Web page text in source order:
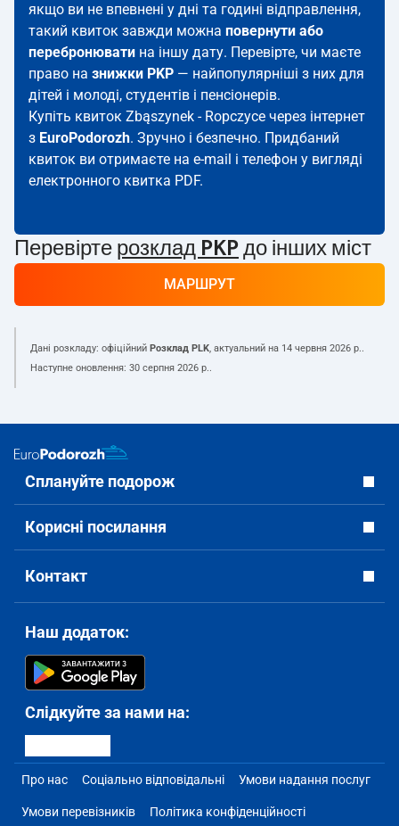
якщо ви не впевнені у дні та годині відправлення,
такий квиток завжди можна повернути або
перебронювати на іншу дату. Перевірте, чи маєте
право на знижки PKP — найпопулярніші з них для
дітей і молоді, студентів і пенсіонерів.
Купіть квиток Zbąszynek - Ropczyce через інтернет
з EuroPodorozh. Зручно і безпечно. Придбаний
квиток ви отримаєте на e-mail і телефон у вигляді
електронного квитка PDF.
Перевірте розклад PKP до інших міст
МАРШРУТ
Дані розкладу: офіційний Розклад PLK, актуальний на 14 червня 2026 р..
Наступне оновлення: 30 серпня 2026 р..
Сплануйте подорож
Корисні посилання
Контакт
Наш додаток:
Слідкуйте за нами на:
Про нас Соціально відповідальні Умови надання послуг
Умови перевізників Політика конфіденційності